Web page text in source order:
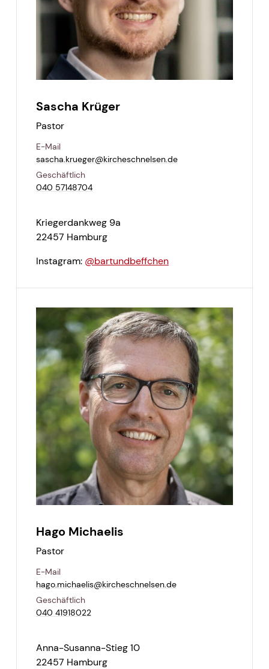
Sascha Krüger
Pastor
E-Mail
sascha.​krueger@​kircheschnelsen.​de
Geschäftlich
040 57148704
Kriegerdankweg 9a
22457 Hamburg
Instagram: @bartundbeffchen
Hago Michaelis
Pastor
E-Mail
hago.​michaelis@​kircheschnelsen.​de
Geschäftlich
040 41918022
Anna-Susanna-Stieg 10
22457 Hamburg